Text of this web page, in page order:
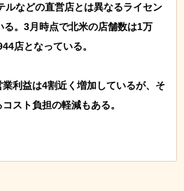
ルなどの直営店とは異なるライセン
る。3月時点で北米の店舗数は1万
店となっている。
利益は4割近く増加しているが、そ
スト負担の軽減もある。